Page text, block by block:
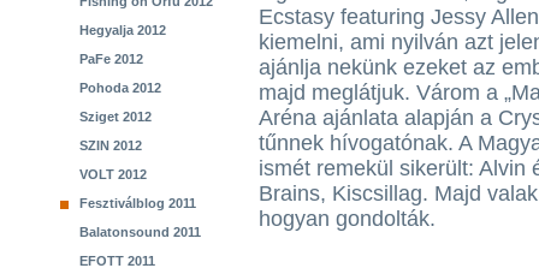
Hegyalja 2012
PaFe 2012
Pohoda 2012
Sziget 2012
SZIN 2012
VOLT 2012
Fesztiválblog 2011
Balatonsound 2011
EFOTT 2011
Ecstasy featuring Jessy
kiemelni, ami nyilván azt
ajánlja nekünk ezeket az
majd meglátjuk. Várom a
Aréna ajánlata alapján a
tűnnek hívogatónak. A
ismét remekül sikerült: Alvin
Brains, Kiscsillag. Majd
hogyan gondolták.